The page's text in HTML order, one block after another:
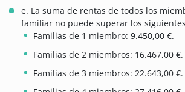
e. La suma de rentas de todos los
familiar no puede superar los
Familias de 1 miembro: 9.450,00 €.
Familias de 2 miembros: 16.467,00 €.
Familias de 3 miembros: 22.643,00 €.